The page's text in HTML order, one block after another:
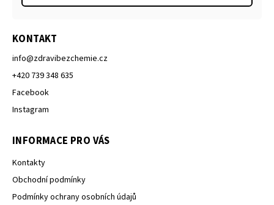
KONTAKT
info@zdravibezchemie.cz
+420 739 348 635
Facebook
Instagram
INFORMACE PRO VÁS
Kontakty
Obchodní podmínky
Podmínky ochrany osobních údajů